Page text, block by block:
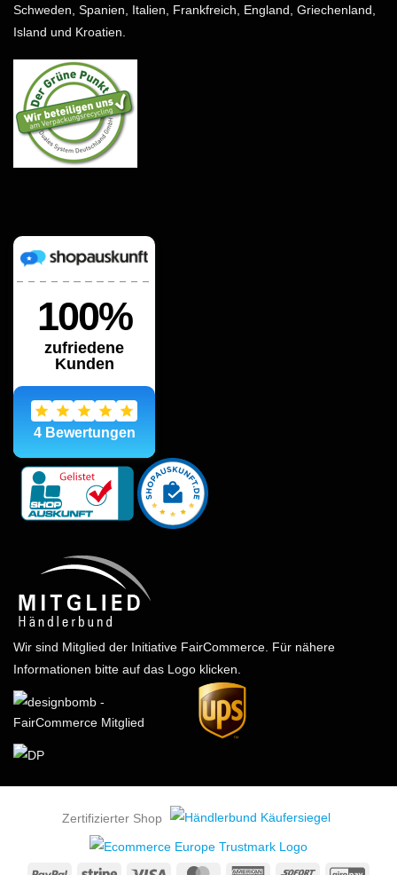
Schweden, Spanien, Italien, Frankfreich, England, Griechenland,
Island und Kroatien.
Wir sind Mitglied der Initiative FairCommerce.
Für nähere
Informationen bitte auf das Logo klicken.
Zertifizierter Shop